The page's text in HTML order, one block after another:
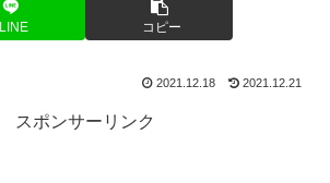
LINE コピー
2021.12.18 2021.12.21
スポンサーリンク